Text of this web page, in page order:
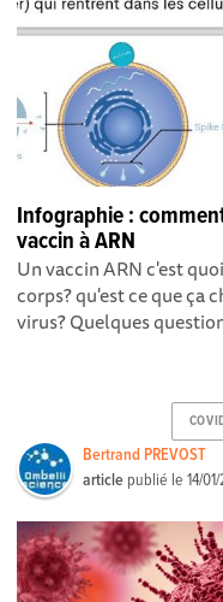
Infographie :
vaccin à ARN
Un vaccin ARN c'est
corps? qu'est ce que ça
virus? Quelques
Bertrand PREVOST
article publié le14/